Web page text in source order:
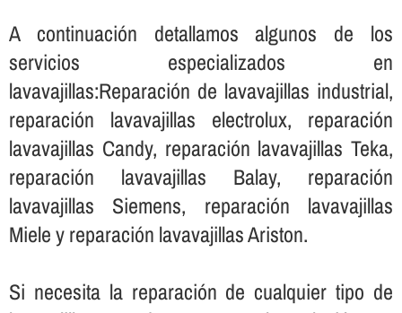
A continuación detallamos algunos de los
servicios especializados en
lavavajillas:Reparación de lavavajillas industrial,
reparación lavavajillas electrolux, reparación
lavavajillas Candy, reparación lavavajillas Teka,
reparación lavavajillas Balay, reparación
lavavajillas Siemens, reparación lavavajillas
Miele y reparación lavavajillas Ariston.
Si necesita la reparación de cualquier tipo de